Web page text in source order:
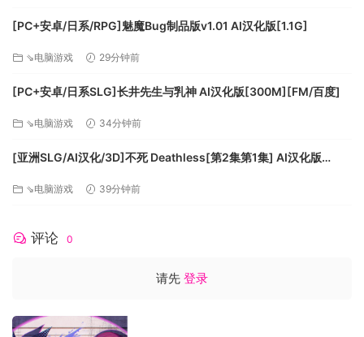
[PC+安卓/日系/RPG]魅魔Bug制品版v1.01 AI汉化版[1.1G]
⇘电脑游戏 29分钟前
[PC+安卓/日系SLG]长井先生与乳神 AI汉化版[300M][FM/百度]
⇘电脑游戏 34分钟前
[亚洲SLG/AI汉化/3D]不死 Deathless[第2集第1集] AI汉化版
⇘电脑游戏 39分钟前
评论 0
请先 登录